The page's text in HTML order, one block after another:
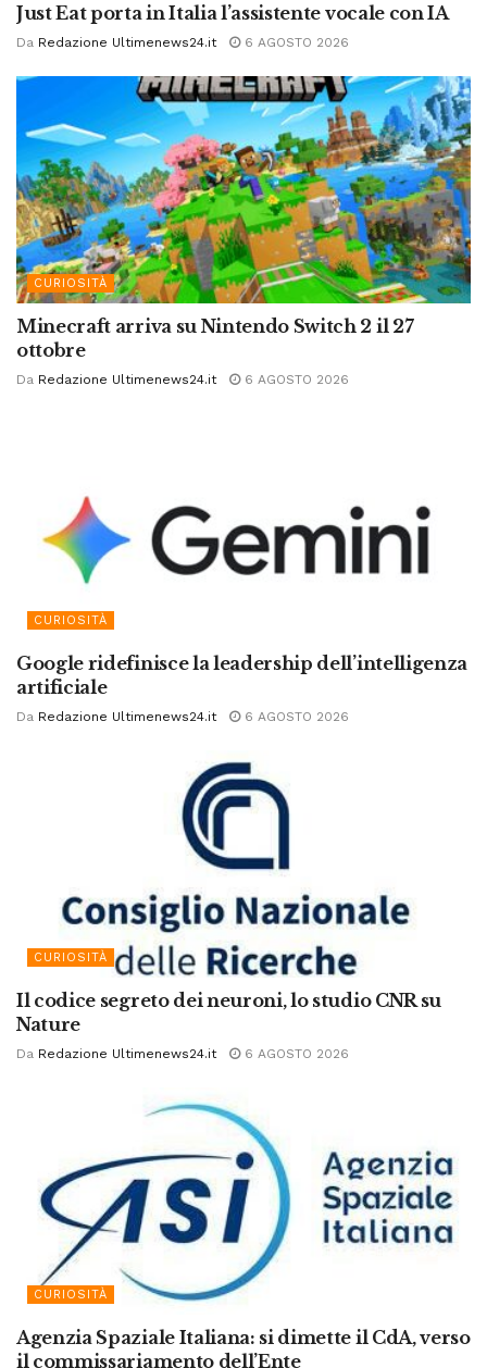
Just Eat porta in Italia l’assistente vocale con IA
Da Redazione Ultimenews24.it 6 AGOSTO 2026
CURIOSITÀ
Minecraft arriva su Nintendo Switch 2 il 27
ottobre
Da Redazione Ultimenews24.it 6 AGOSTO 2026
CURIOSITÀ
Google ridefinisce la leadership dell’intelligenza
artificiale
Da Redazione Ultimenews24.it 6 AGOSTO 2026
CURIOSITÀ
Il codice segreto dei neuroni, lo studio CNR su
Nature
Da Redazione Ultimenews24.it 6 AGOSTO 2026
CURIOSITÀ
Agenzia Spaziale Italiana: si dimette il CdA, verso
il commissariamento dell’Ente